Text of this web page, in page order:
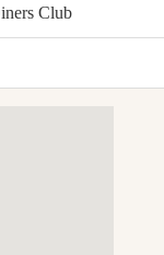
Club